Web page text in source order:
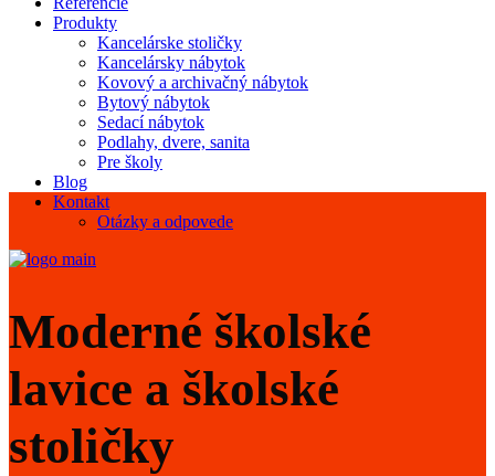
Produkty
Kancelárske stoličky
Kancelársky nábytok
Kovový a archivačný nábytok
Bytový nábytok
Sedací nábytok
Podlahy, dvere, sanita
Pre školy
Blog
Kontakt
Otázky a odpovede
Moderné školské
lavice a školské
stoličky